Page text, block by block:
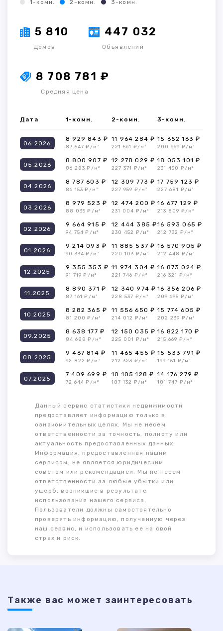
1-комн. 2-комн. 3-комн.
5 810
Домов
447 032
Объявлений
8 708 781 ₽
Средняя цена
Дата 1-комн. 2-комн. 3-комн.
06.2026
8 929 843 ₽
87 547 ₽/м²
11 964 284 ₽
221 561 ₽/м²
15 652 163 ₽
200 669 ₽/м²
05.2026
8 800 907 ₽
86 283 ₽/м²
12 278 029 ₽
227 371 ₽/м²
18 053 101 ₽
231 450 ₽/м²
04.2026
8 787 603 ₽
86 153 ₽/м²
12 309 773 ₽
227 959 ₽/м²
17 759 123 ₽
227 681 ₽/м²
03.2026
8 979 523 ₽
88 035 ₽/м²
12 474 200 ₽
231 004 ₽/м²
16 677 129 ₽
213 809 ₽/м²
02.2026
9 664 915 ₽
94 754 ₽/м²
12 444 385 ₽
230 452 ₽/м²
16 593 065 ₽
212 732 ₽/м²
01.2026
9 214 093 ₽
90 334 ₽/м²
11 885 537 ₽
220 103 ₽/м²
16 570 905 ₽
212 448 ₽/м²
12.2025
9 355 353 ₽
91 719 ₽/м²
11 974 304 ₽
221 746 ₽/м²
16 873 024 ₽
216 321 ₽/м²
11.2025
8 890 371 ₽
87 161 ₽/м²
12 340 974 ₽
228 537 ₽/м²
16 356 206 ₽
209 695 ₽/м²
10.2025
8 282 365 ₽
81 200 ₽/м²
11 556 650 ₽
214 012 ₽/м²
15 774 605 ₽
202 239 ₽/м²
09.2025
8 638 177 ₽
84 688 ₽/м²
12 150 035 ₽
225 001 ₽/м²
16 822 170 ₽
215 669 ₽/м²
08.2025
9 467 814 ₽
92 822 ₽/м²
11 465 455 ₽
212 323 ₽/м²
15 533 791 ₽
199 151 ₽/м²
07.2025
7 409 699 ₽
72 644 ₽/м²
10 105 128 ₽
187 132 ₽/м²
14 176 279 ₽
181 747 ₽/м²
Данный сервис статистики недвижимости
предоставляет информацию только в
ознакомительных целях. Мы не несем
ответственности за точность, полноту или
актуальность предоставленных данных.
Информация, предоставленная нашим
сервисом, не является юридическим
советом или рекомендацией. Мы не несем
ответственности за любые убытки или
ущерб, возникшие в результате
использования нашего сервиса.
Пользователи должны самостоятельно
проверять информацию, полученную через
наш сервис, и использовать ее на свой
страх и риск.
Также ваc может заинтересовать